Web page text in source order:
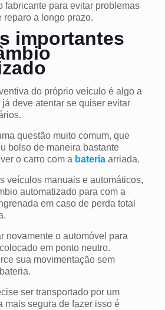
fabricante para evitar problemas
reparo a longo prazo.
importantes
do próprio veículo é algo a
deve atentar se quiser evitar
questão muito comum, que
bolso de maneira bastante
o carro com a bateria arriada.
veículos manuais e automáticos,
automatizado para com a
em caso de perda total
novamente o automóvel para
em ponto neutro.
sua movimentação sem
ser transportado por um
mais segura de fazer isso é